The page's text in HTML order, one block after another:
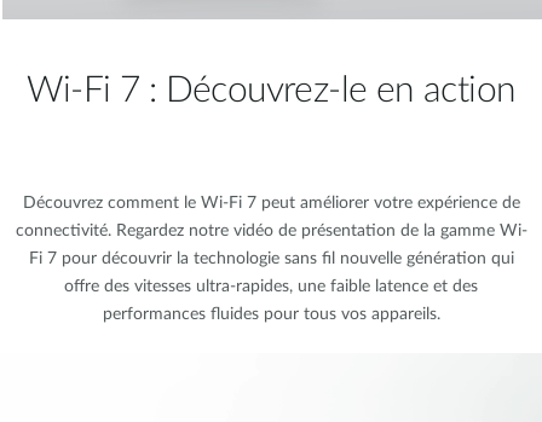
Wi-Fi 7 : Découvrez-le en action
Découvrez comment le Wi-Fi 7 peut améliorer votre expérience de
connectivité. Regardez notre vidéo de présentation de la gamme Wi-
Fi 7 pour découvrir la technologie sans fil nouvelle génération qui
offre des vitesses ultra-rapides, une faible latence et des
performances fluides pour tous vos appareils.